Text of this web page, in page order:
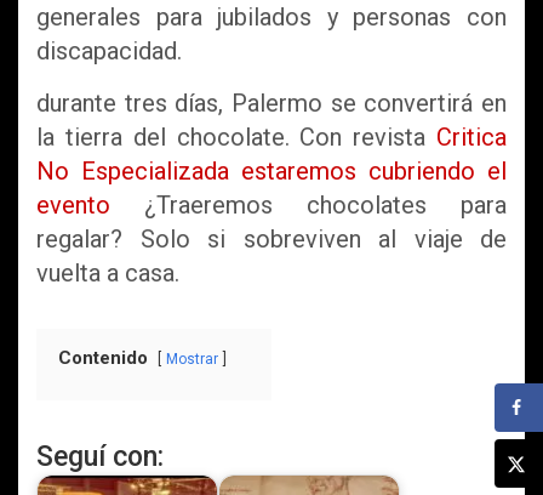
generales para jubilados y personas con
discapacidad.
durante tres días, Palermo se convertirá en
la tierra del chocolate. Con revista Critica
No Especializada estaremos cubriendo el
evento ¿Traeremos chocolates para
regalar? Solo si sobreviven al viaje de
vuelta a casa.
Contenido Mostrar
Seguí con: